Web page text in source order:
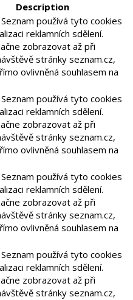
Description
používá tyto cookies
reklamních sdělení.
zobrazovat až při
stránky seznam.cz,
ovlivněná souhlasem na
používá tyto cookies
reklamních sdělení.
zobrazovat až při
stránky seznam.cz,
ovlivněná souhlasem na
používá tyto cookies
reklamních sdělení.
zobrazovat až při
stránky seznam.cz,
ovlivněná souhlasem na
používá tyto cookies
reklamních sdělení.
zobrazovat až při
stránky seznam.cz,